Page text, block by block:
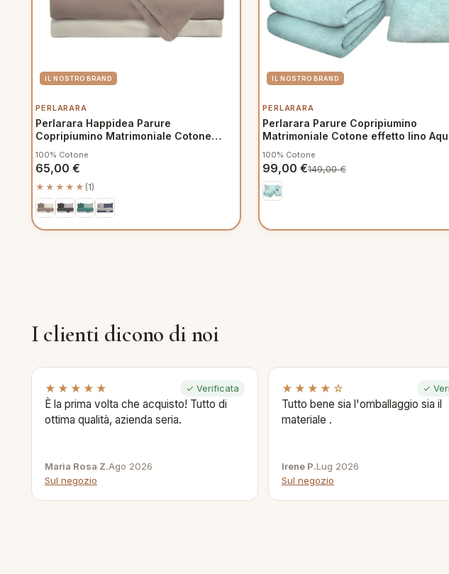
PERLARARA
Perlarara Happidea Parure
Copripiumino Matrimoniale Cotone
100% Cotone
65,00 €
★★★★★ (1)
PERLARARA
Perlarara Parure Copripiumino
Matrimoniale Cotone effetto lino
100% Cotone
99,00 €149,00€
I clienti dicono di noi
★★★★★ ✓ Verificata
È la prima volta che acquisto! Tutto di
ottima qualità, azienda seria.
Maria Rosa Z.Ago 2026
Sul negozio
★★★★☆ ✓
Tutto bene sia l'omballaggio sia il
materiale .
Irene P.Lug 2026
Sul negozio